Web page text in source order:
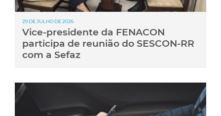
29 DE JULHO DE 2026
Vice-presidente da FENACON
participa de reunião do SESCON-RR
com a Sefaz